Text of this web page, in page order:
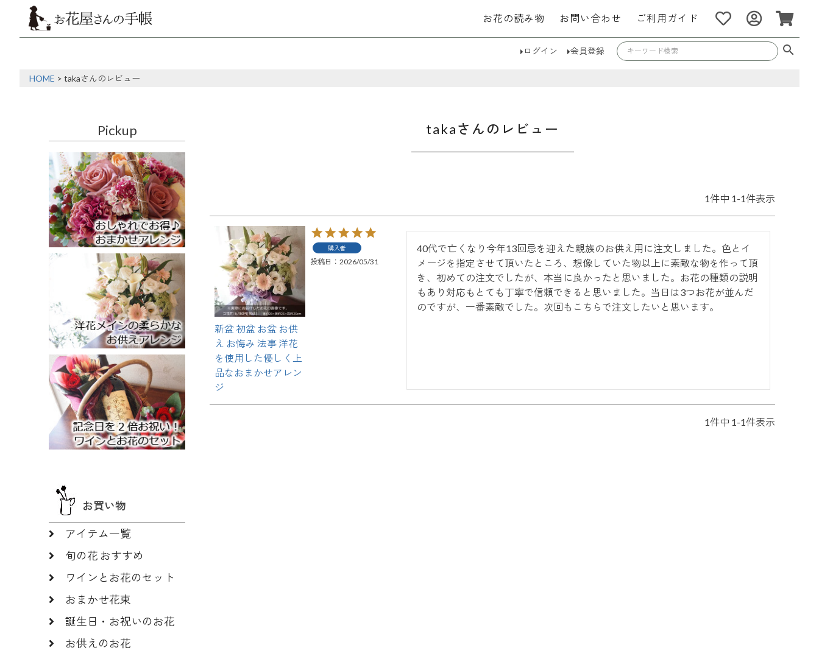
お花の読み物 お問い合わせ ご利用ガイド
ログイン 会員登録
HOME takaさんのレビュー
Pickup
お買い物
アイテム一覧
旬の花 おすすめ
ワインとお花のセット
おまかせ花束
誕生日・お祝いのお花
お供えのお花
takaさんのレビュー
1件中 1-1件表示
新盆 初盆 お盆 お供
え お悔み 法事 洋花
を使用した優しく上
品なおまかせアレン
ジ
購入者
投稿日 2026/05/31
40代で亡くなり今年13回忌を迎えた親族のお供え用に注文しました。色とイ
メージを指定させて頂いたところ、想像していた物以上に素敵な物を作って頂
き、初めての注文でしたが、本当に良かったと思いました。お花の種類の説明
もあり対応もとても丁寧で信頼できると思いました。当日は3つお花が並んだ
のですが、一番素敵でした。次回もこちらで注文したいと思います。
1件中 1-1件表示